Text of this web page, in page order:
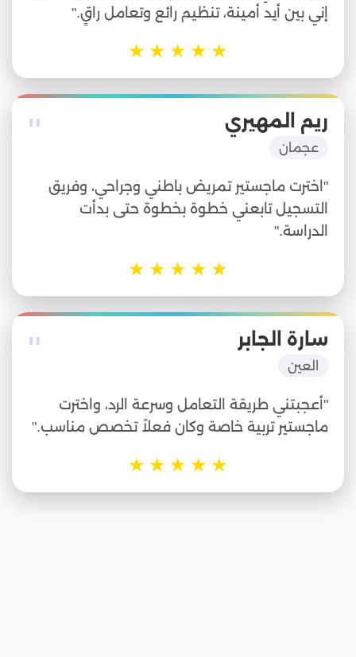
إني بين أيد أمينة، تنظيم رائع وتعامل راقٍ."
★
★
★
★
★
" ريم المهيري
عجمان
"اخترت ماجستير تمريض باطني وجراحي، وفريق
التسجيل تابعني خطوة بخطوة حتى بدأت
الدراسة."
★
★
★
★
★
" سارة الجابر
العين
"أعجبتني طريقة التعامل وسرعة الرد، واخترت
ماجستير تربية خاصة وكان فعلاً تخصص مناسب."
★
★
★
★
★